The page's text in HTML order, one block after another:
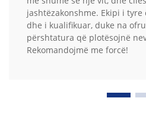
jashtëzakonshme. Ekipi i
dhe i kualifikuar, duke na
përshtatura që plotësojnë
Rekomandojmë me forcë!